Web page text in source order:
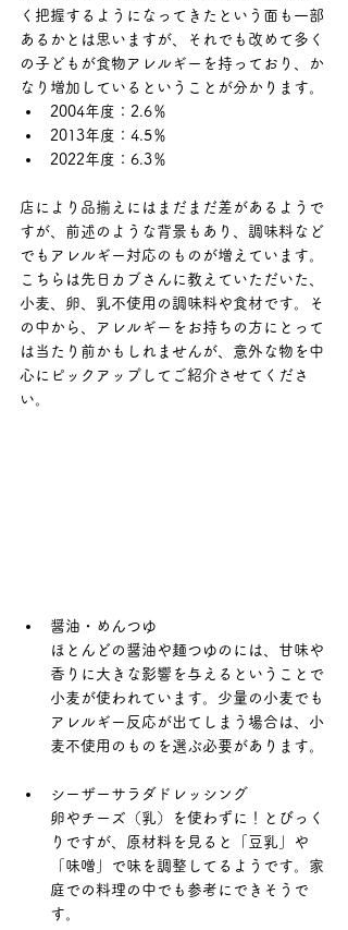
く把握するようになってきたという面も一部
あるかとは思いますが、それでも改めて多く
の子どもが食物アレルギーを持っており、か
なり増加しているということが分かります。
2004年度：2.6％
2013年度：4.5％
2022年度：6.3％
店により品揃えにはまだまだ差があるようで
すが、前述のような背景もあり、調味料など
でもアレルギー対応のものが増えています。
こちらは先日カブさんに教えていただいた、
小麦、卵、乳不使用の調味料や食材です。そ
の中から、アレルギーをお持ちの方にとって
は当たり前かもしれませんが、意外な物を中
心にピックアップしてご紹介させてくださ
い。
醤油・めんつゆ
ほとんどの醤油や麺つゆのには、甘味や
香りに大きな影響を与えるということで
小麦が使われています。少量の小麦でも
アレルギー反応が出てしまう場合は、小
麦不使用のものを選ぶ必要があります。
シーザーサラダドレッシング
卵やチーズ（乳）を使わずに！とびっく
りですが、原材料を見ると「豆乳」や
「味噌」で味を調整してるようです。家
庭での料理の中でも参考にできそうで
す。